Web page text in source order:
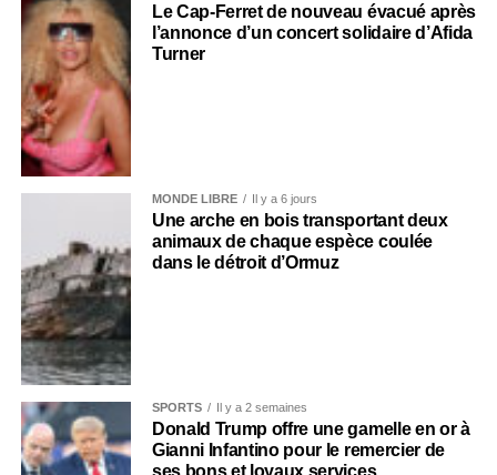
Le Cap-Ferret de nouveau évacué après
l’annonce d’un concert solidaire d’Afida
Turner
MONDE LIBRE Il y a 6 jours
Une arche en bois transportant deux
animaux de chaque espèce coulée
dans le détroit d’Ormuz
SPORTS Il y a 2 semaines
Donald Trump offre une gamelle en or à
Gianni Infantino pour le remercier de
ses bons et loyaux services